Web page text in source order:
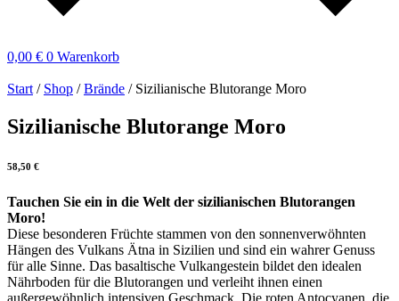
0,00 € 0 Warenkorb
Start / Shop /Brände / Sizilianische Blutorange Moro
Sizilianische Blutorange Moro
58,50 €
Tauchen Sie ein in die Welt der sizilianischen Blutorangen
Moro!
Diese besonderen Früchte stammen von den sonnenverwöhnten
Hängen des Vulkans Ätna in Sizilien und sind ein wahrer Genuss
für alle Sinne. Das basaltische Vulkangestein bildet den idealen
Nährboden für die Blutorangen und verleiht ihnen einen
außergewöhnlich intensiven Geschmack. Die roten Antocyanen, die